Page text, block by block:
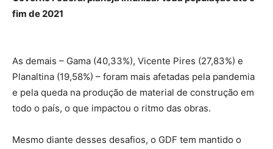
fim de 2021
As demais – Gama (40,33%), Vicente Pires (27,83%) e
Planaltina (19,58%) – foram mais afetadas pela pandemia
e pela queda na produção de material de construção em
todo o país, o que impactou o ritmo das obras.
Mesmo diante desses desafios, o GDF tem mantido o